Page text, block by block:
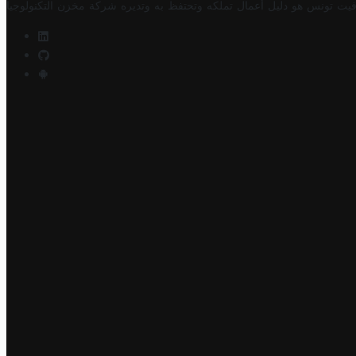
تونس هو دليل أعمال تملكه وتحتفظ به وتديره شركة مخزن التكنولوجيا